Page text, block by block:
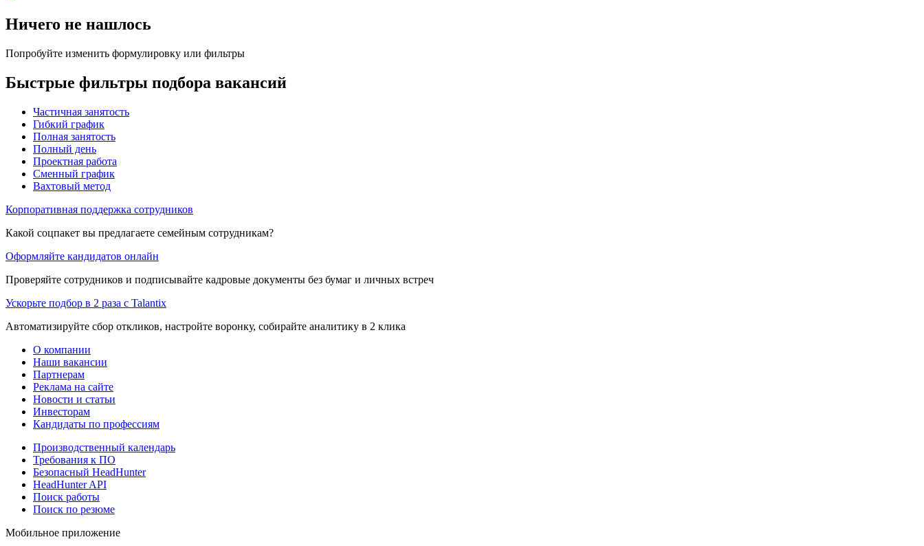
Ничего не нашлось
Попробуйте изменить формулировку или фильтры
Быстрые фильтры подбора вакансий
Частичная занятость
Гибкий график
Полная занятость
Полный день
Проектная работа
Сменный график
Вахтовый метод
Корпоративная поддержка сотрудников
Какой соцпакет вы предлагаете семейным сотрудникам?
Оформляйте кандидатов онлайн
Проверяйте сотрудников и подписывайте кадровые документы без бумаг и личных встреч
Ускорьте подбор в 2 раза с Talantix
Автоматизируйте сбор откликов, настройте воронку, собирайте аналитику в 2 клика
О компании
Наши вакансии
Партнерам
Реклама на сайте
Новости и статьи
Инвесторам
Кандидаты по профессиям
Производственный календарь
Требования к ПО
Безопасный HeadHunter
HeadHunter API
Поиск работы
Поиск по резюме
Мобильное приложение